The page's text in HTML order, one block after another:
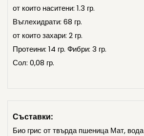
от които наситени: 1.3 гр.
Въглехидрати: 68 гр.
от които захари: 2 гр.
Протеини: 14 гр. Фибри: 3 гр.
Сол: 0,08 гр.
Съставки:
Био грис от твърда пшеница Мат, вода